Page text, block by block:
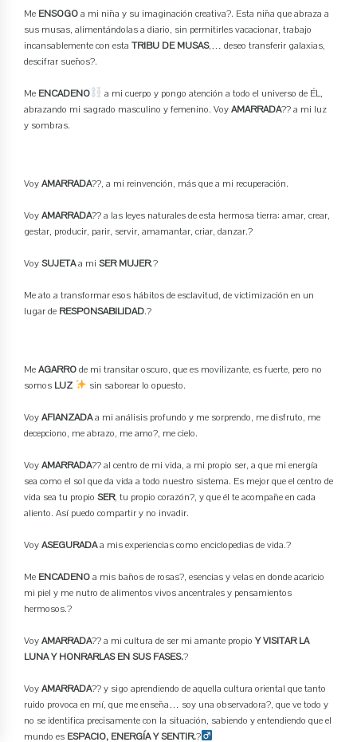
Me ENSOGOa mi niña y su imaginación creativa?. Esta niña que abraza a
sus musas, alimentándolas a diario, sin permitirles vacacionar, trabajo
incansablemente con esta TRIBU DE MUSAS,… deseo transferir galaxias,
descifrar sueños?.
Me ENCADENO
a mi cuerpo y pongo atención a todo el universo de ÉL,
abrazando mi sagrado masculino y femenino. VoyAMARRADA?? a mi luz
y sombras.
VoyAMARRADA??, a mi reinvención, más que a mi recuperación.
VoyAMARRADA?? a las leyes naturales de esta hermosa tierra: amar, crear,
gestar, producir, parir, servir, amamantar, criar, danzar.?
VoySUJETAa mi SER MUJER.?
Me ato a transformar esos hábitos de esclavitud, de victimización en un
lugar de RESPONSABILIDAD.?
MeAGARROde mi transitar oscuro, que es movilizante, es fuerte, pero no
somos LUZ sin saborear lo opuesto.
VoyAFIANZADAa mi análisis profundo y me sorprendo, me disfruto, me
decepciono, me abrazo, me amo?, me cielo.
VoyAMARRADA?? al centro de mi vida, a mi propio ser, a que mi energía
sea como el sol que da vida a todo nuestro sistema. Es mejor que el centro de
vida sea tu propio SER, tu propio corazón?, y que él te acompañe en cada
aliento. Así puedo compartir y no invadir.
VoyASEGURADAa mis experiencias como enciclopedias de vida.?
Me ENCADENOa mis baños de rosas?, esencias y velas en donde acaricio
mi piel y me nutro de alimentos vivos ancentrales y pensamientos
hermosos.?
VoyAMARRADA?? a mi cultura de ser mi amante propio Y VISITAR LA
LUNA Y HONRARLAS EN SUS FASES.?
VoyAMARRADA?? y sigo aprendiendo de aquella cultura oriental que tanto
ruido provoca en mí, que me enseña… soy una observadora?, que ve todo y
no se identifica precisamente con la situación, sabiendo y entendiendo que el
mundo es ESPACIO, ENERGÍA Y SENTIR.?‍